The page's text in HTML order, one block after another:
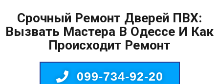
Срочный Ремонт Дверей ПВХ:
Вызвать Мастера В Одессе И Как
Происходит Ремонт
099-734-92-20